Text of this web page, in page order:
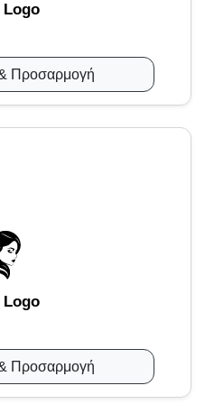
Logo
Προσαρμογή
Logo
Προσαρμογή